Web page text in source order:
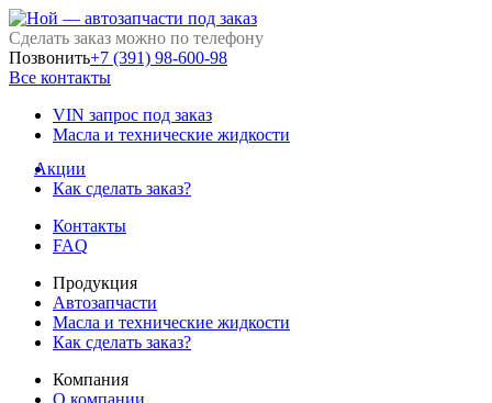
Сделать заказ можно по телефону
Позвонить+7 (391) 98-600-98
Все контакты
VIN запрос под заказ
Масла и технические жидкости
Акции
Как сделать заказ?
Контакты
FAQ
Продукция
Автозапчасти
Масла и технические жидкости
Как сделать заказ?
Компания
О компании